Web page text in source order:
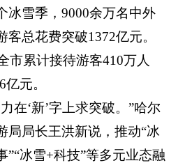
冰雪季，9000余万名中外
总花费突破1372亿元。
市累计接待游客410万人
元。
在‘新’字上求突破。”哈尔
局局长王洪新说，推动“冰
”“冰雪+科技”等多元业态融